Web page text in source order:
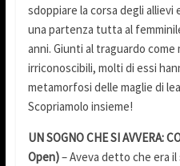
sdoppiare la corsa degli
una partenza tutta al
anni. Giunti al traguardo
irriconoscibili, molti di essi
metamorfosi delle maglie di
Scopriamolo insieme!
UN SOGNO CHE SI AVVERA:
Open)– Aveva detto che era